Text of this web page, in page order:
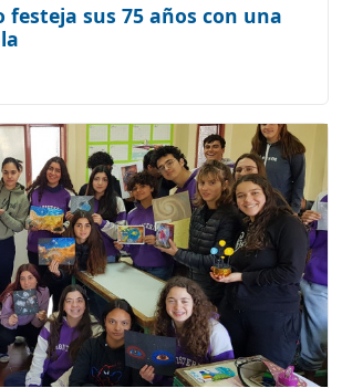
festeja sus 75 años con una